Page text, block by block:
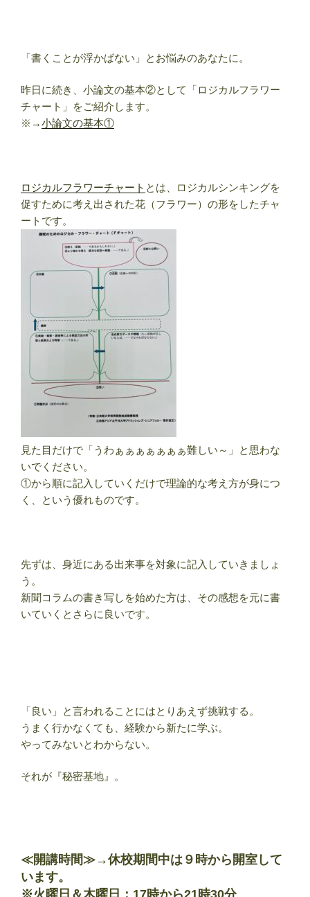
「書くことが浮かばない」とお悩みのあなたに。
昨日に続き、小論文の基本②として「ロジカルフラワー
チャート」をご紹介します。
※→小論文の基本①
ロジカルフラワーチャート とは、ロジカルシンキングを
促すために考え出された花（フラワー）の形をしたチャ
ートです。
見た目だけで「うわぁぁぁぁぁぁぁ難しい～」と思わな
いでください。
①から順に記入していくだけで理論的な考え方が身につ
く、という優れものです。
先ずは、身近にある出来事を対象に記入していきましょ
う。
新聞コラムの書き写しを始めた方は、その感想を元に書
いていくとさらに良いです。
「良い」と言われることにはとりあえず挑戦する。
うまく行かなくても、経験から新たに学ぶ。
やってみないとわからない。
それが『秘密基地』。
≪開講時間≫→休校期間中は９時から開室して
います。